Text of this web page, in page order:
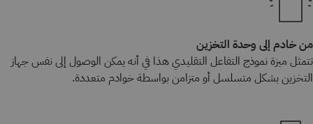
من خادم إلى وحدة التخزين
تتمثل ميزة نموذج التفاعل التقليدي هذا في أنه يمكن الوصول إلى نفس جهاز
التخزين بشكل متسلسل أو متزامن بواسطة خوادم متعددة.